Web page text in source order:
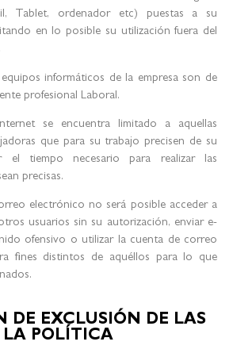
Tablet, ordenador etc) puestas a su
en lo posible su utilización fuera del
equipos informáticos de la empresa son de
profesional Laboral.
se encuentra limitado a aquellas
que para su trabajo precisen de su
el tiempo necesario para realizar las
precisas.
electrónico no será posible acceder a
usuarios sin su autorización, enviar e-
ofensivo o utilizar la cuenta de correo
fines distintos de aquéllos para lo que
DE EXCLUSIÓN DE LAS
LA POLÍTICA